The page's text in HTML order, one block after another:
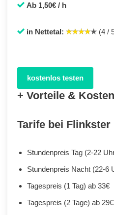
Ab 1,50€ / h
in Nettetal: (4 /
kostenlos testen
+ Vorteile & Kosten
Tarife bei Flinkster
Stundenpreis Tag (2-22
Stundenpreis Nacht (22-6
Tagespreis (1 Tag) ab 33€
Tagespreis (2 Tage) ab 29€